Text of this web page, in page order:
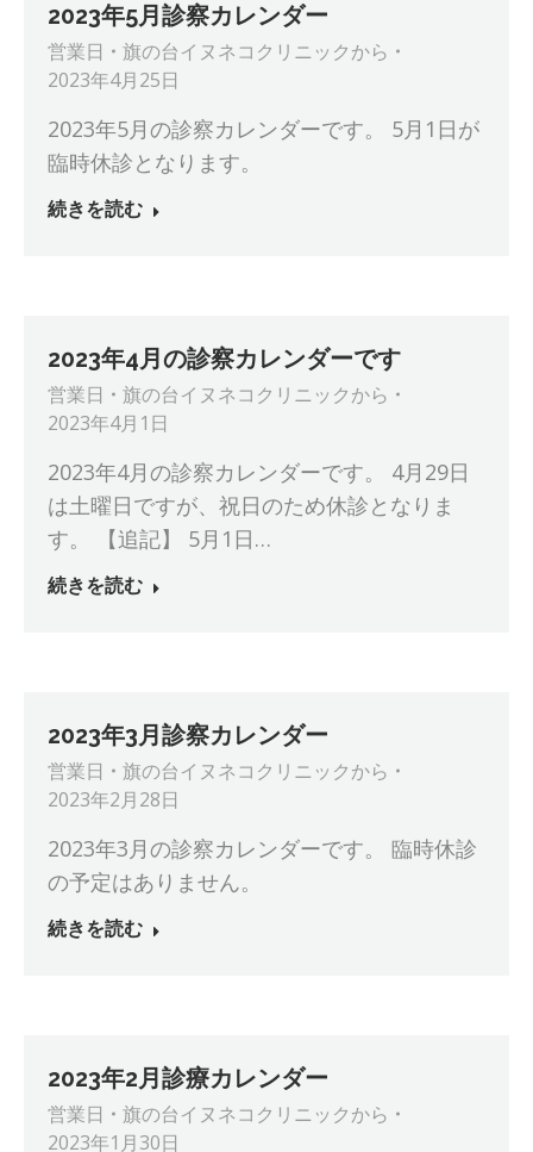
2023年5月診察カレンダー
営業日 旗の台イヌネコクリニックから
2023年4月25日
2023年5月の診察カレンダーです。 5月1日が
臨時休診となります。
続きを読む
2023年4月の診察カレンダーです
営業日 旗の台イヌネコクリニックから
2023年4月1日
2023年4月の診察カレンダーです。 4月29日
は土曜日ですが、祝日のため休診となりま
す。 【追記】 5月1日…
続きを読む
2023年3月診察カレンダー
営業日 旗の台イヌネコクリニックから
2023年2月28日
2023年3月の診察カレンダーです。 臨時休診
の予定はありません。
続きを読む
2023年2月診療カレンダー
営業日 旗の台イヌネコクリニックから
2023年1月30日